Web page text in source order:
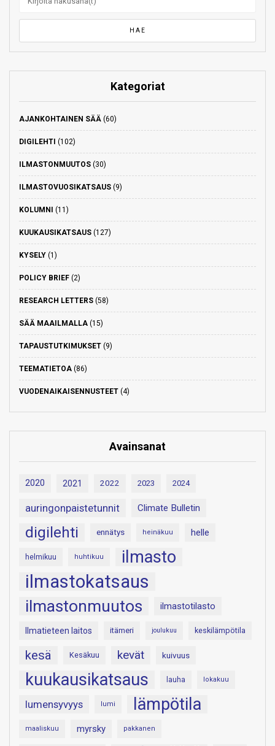
Kategoriat
AJANKOHTAINEN SÄÄ (60)
DIGILEHTI (102)
ILMASTONMUUTOS (30)
ILMASTOVUOSIKATSAUS (9)
KOLUMNI (11)
KUUKAUSIKATSAUS (127)
KYSELY (1)
POLICY BRIEF (2)
RESEARCH LETTERS (58)
SÄÄ MAAILMALLA (15)
TAPAUSTUTKIMUKSET (9)
TEEMATIETOA (86)
VUODENAIKAISENNUSTEET (4)
Avainsanat
2020 2021 2022 2023 2024
auringonpaistetunnit Climate Bulletin
digilehti ennätys heinäkuu helle
helmikuu huhtikuu ilmasto
ilmastokatsaus
ilmastonmuutos ilmastotilasto
Ilmatieteen laitos itämeri joulukuu keskilämpötila
kesä Kesäkuu kevät kuivuus
kuukausikatsaus lauha lokakuu
lumensyvyys lumi lämpötila
maaliskuu myrsky pakkanen